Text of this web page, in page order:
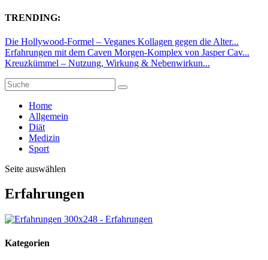
TRENDING:
Die Hollywood-Formel – Veganes Kollagen gegen die Alter...
Erfahrungen mit dem Caven Morgen-Komplex von Jasper Cav...
Kreuzkümmel – Nutzung, Wirkung & Nebenwirkun...
Home
Allgemein
Diät
Medizin
Sport
Seite auswählen
Erfahrungen
Kategorien